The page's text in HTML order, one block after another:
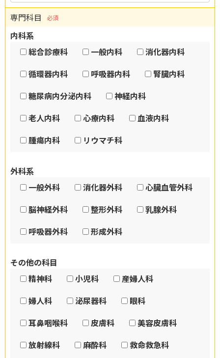
専門科目 必須
内科系
総合診療科
一般内科
消化器内科
循環器内科
呼吸器内科
腎臓内科
糖尿病内分泌内科
神経内科
老人内科
心療内科
血液内科
腫瘍内科
リウマチ科
外科系
一般外科
消化器外科
心臓血管外科
脳神経外科
整形外科
乳腺外科
呼吸器外科
形成外科
その他の科目
精神科
小児科
産婦人科
婦人科
泌尿器科
眼科
耳鼻咽喉科
皮膚科
美容皮膚科
放射線科
麻酔科
救命救急科